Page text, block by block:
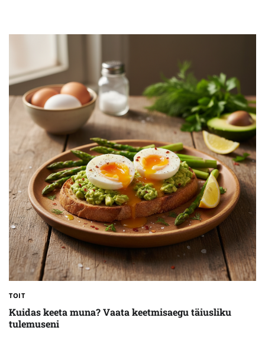
TOIT
Kuidas keeta muna? Vaata keetmisaegu täiusliku
tulemuseni